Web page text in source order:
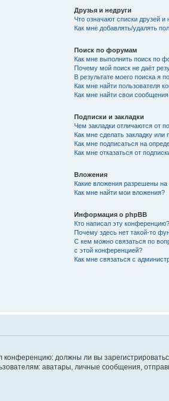
Друзья и недруги
Что означают списки друзей и
Как мне добавлять/удалять
Поиск по форумам
Как мне выполнить поиск по
Почему мой поиск не даёт
В результате моего поиска я
Как мне найти пользователя
Как мне найти свои
Подписки и закладки
Чем закладки отличаются от
Как мне сделать закладку
Как мне подписаться на
Как мне отказаться от
Вложения
Какие вложения разрешены
Как мне найти мои вложения?
Информация о phpBB
Кто написал эту конференцию?
Почему здесь нет такой-то
С кем можно связаться по
с этой конференцией?
Как мне связаться с
конференцию: должны ли вы
аватары, личные сообщения,